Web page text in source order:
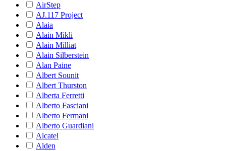
AirStep
AJ.117 Project
Alaia
Alain Mikli
Alain Milliat
Alain Silberstein
Alan Paine
Albert Sounit
Albert Thurston
Alberta Ferretti
Alberto Fasciani
Alberto Fermani
Alberto Guardiani
Alcatel
Alden